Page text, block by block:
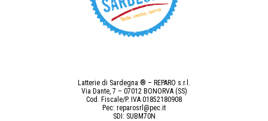
Latterie di Sardegna ® – REPARO s.r.l.
Via Dante, 7 – 07012 BONORVA (SS)
Cod. Fiscale/P. IVA 01852180908
Pec: reparosrl@pec.it
SDI: SUBM70N